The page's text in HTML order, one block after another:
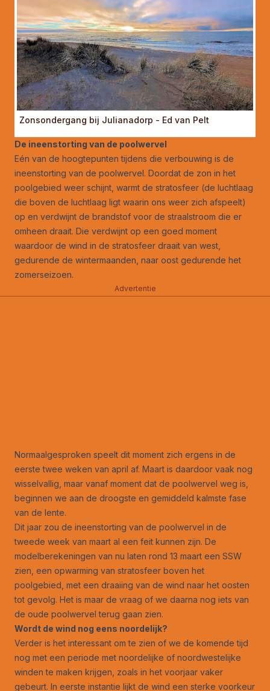
Zonsondergang bij Julianadorp - Ed van Pelt
De ineenstorting van de poolwervel
Eén van de hoogtepunten tijdens die verbouwing is de
ineenstorting van de poolwervel. Doordat de zon in het
poolgebied weer schijnt, warmt de stratosfeer (de luchtlaag
die boven de luchtlaag ligt waarin ons weer zich afspeelt)
op en verdwijnt de brandstof voor de straalstroom die er
omheen draait. Die verdwijnt op een goed moment
waardoor de wind in de stratosfeer draait van west,
gedurende de wintermaanden, naar oost gedurende het
zomerseizoen.
Advertentie
Normaalgesproken speelt dit moment zich ergens in de
eerste twee weken van april af. Maart is daardoor vaak nog
wisselvallig, maar vanaf moment dat de poolwervel weg is,
beginnen we aan de droogste en gemiddeld kalmste fase
van de lente.
Dit jaar zou de ineenstorting van de poolwervel in de
tweede week van maart al een feit kunnen zijn. De
modelberekeningen van nu laten rond 13 maart een SSW
zien, een opwarming van stratosfeer boven het
poolgebied, met een draaiing van de wind naar het oosten
tot gevolg. Het is maar de vraag of we daarna nog iets van
de oude poolwervel terug gaan zien.
Wordt de wind nog eens noordelijk?
Verder is het interessant om te zien of we de komende tijd
nog met een periode met noordelijke of noordwestelijke
winden te maken krijgen, zoals in het voorjaar vaker
gebeurt. In eerste instantie lijkt de wind een sterke voorkeur